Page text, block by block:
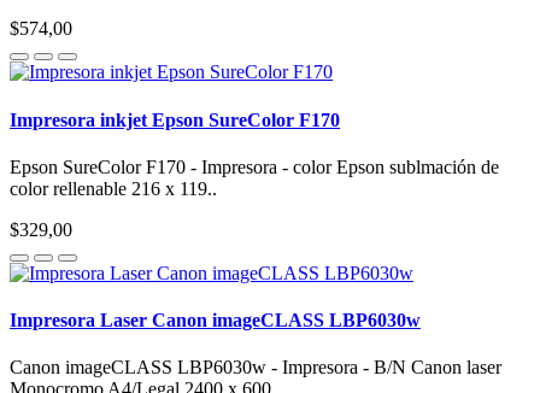
$574,00
Impresora inkjet Epson SureColor F170
Epson SureColor F170 - Impresora - color Epson sublmación de
color rellenable 216 x 119..
$329,00
Impresora Laser Canon imageCLASS LBP6030w
Canon imageCLASS LBP6030w - Impresora - B/N Canon laser